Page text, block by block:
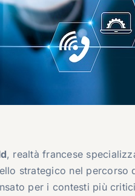
, realtà francese
strategico nel
per i contesti più